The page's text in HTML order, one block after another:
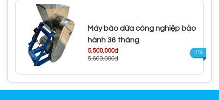
Máy bào dừa công nghiệp bảo
hành 36 tháng
5.500.000đ
5.600.000đ
-1%